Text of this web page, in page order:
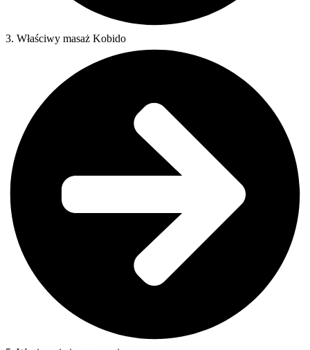
3. Właściwy masaż Kobido